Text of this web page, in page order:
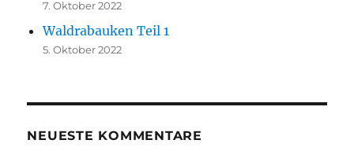
7. Oktober 2022
Waldrabauken Teil 1
5. Oktober 2022
NEUESTE KOMMENTARE